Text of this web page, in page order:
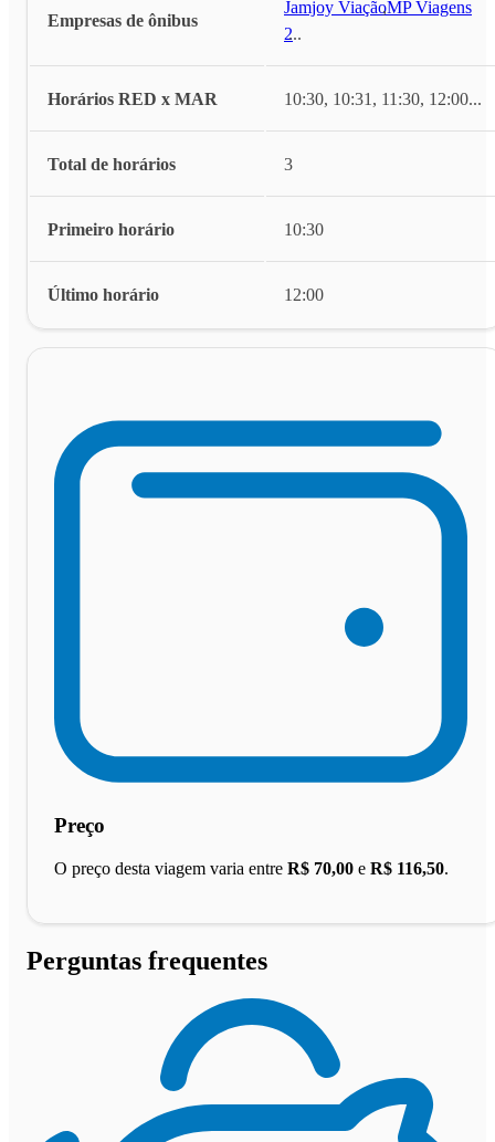
Empresas de ônibus
Jamjoy Viação,MP Viagens
2...
Horários RED x MAR 10:30, 10:31, 11:30, 12:00...
Total de horários 3
Primeiro horário 10:30
Último horário 12:00
Preço
O preço desta viagem varia entre R$ 70,00 e R$ 116,50.
Perguntas frequentes